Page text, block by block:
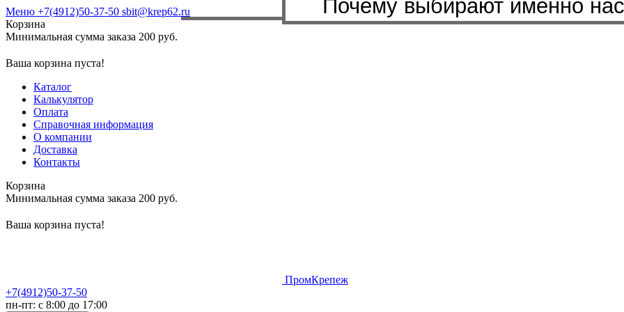
Меню +7(4912)50-37-50 sbit@krep62.ru
Корзина
Минимальная сумма заказа 200 руб.
Ваша корзина пуста!
Каталог
Калькулятор
Оплата
Справочная информация
О компании
Доставка
Контакты
Корзина
Минимальная сумма заказа 200 руб.
Ваша корзина пуста!
ПромКрепеж
+7(4912)50-37-50
пн-пт: с 8:00 до 17:00
Почему выбирают именно